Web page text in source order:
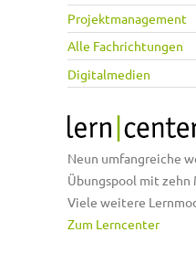
Projektmanagement
Alle Fachrichtungen
Digitalmedien
Neun umfangreiche
Übungspool mit zehn
Viele weitere
Zum Lerncenter